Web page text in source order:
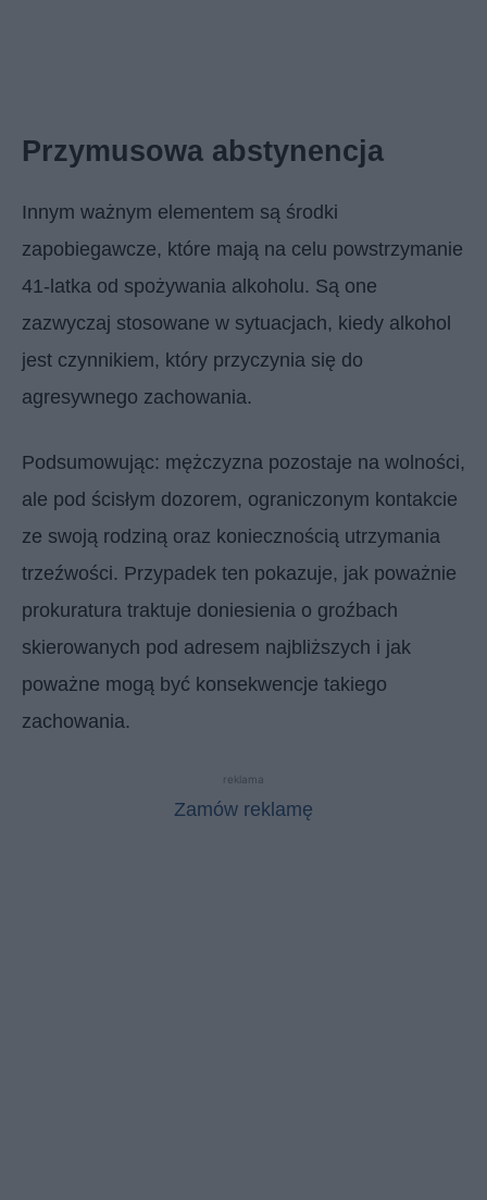
Przymusowa abstynencja
Innym ważnym elementem są środki
zapobiegawcze, które mają na celu powstrzymanie
41-latka od spożywania alkoholu. Są one
zazwyczaj stosowane w sytuacjach, kiedy alkohol
jest czynnikiem, który przyczynia się do
agresywnego zachowania.
Podsumowując: mężczyzna pozostaje na wolności,
ale pod ścisłym dozorem, ograniczonym kontakcie
ze swoją rodziną oraz koniecznością utrzymania
trzeźwości. Przypadek ten pokazuje, jak poważnie
prokuratura traktuje doniesienia o groźbach
skierowanych pod adresem najbliższych i jak
poważne mogą być konsekwencje takiego
zachowania.
reklama
Zamów reklamę